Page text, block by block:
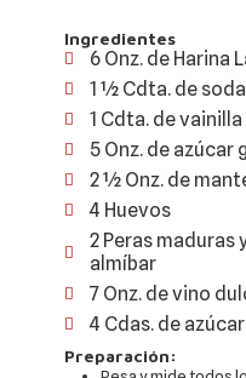
Ingredientes
6 Onz. de Harina
1 1⁄2 Cdta. de soda
1 Cdta. de vainilla
5 Onz. de azúcar
2 1⁄2 Onz. de
4 Huevos
2 Peras maduras
almíbar
7 Onz. de vino
4 Cdas. de
Preparación: